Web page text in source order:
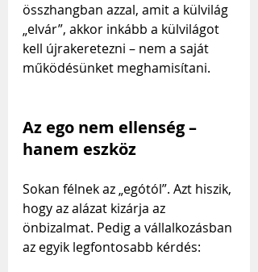
összhangban azzal, amit a külvilág
„elvár”, akkor inkább a külvilágot
kell újrakeretezni – nem a saját
működésünket meghamisítani.
Az ego nem ellenség –
hanem eszköz
Sokan félnek az „egótól”. Azt hiszik,
hogy az alázat kizárja az
önbizalmat. Pedig a vállalkozásban
az egyik legfontosabb kérdés: